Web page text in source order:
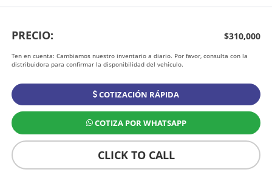
PRECIO: $310,000
Ten en cuenta: Cambiamos nuestro inventario a diario. Por favor, consulta con la
distribuidora para confirmar la disponibilidad del vehículo.
COTIZACIÓN RÁPIDA
COTIZA POR WHATSAPP
CLICK TO CALL